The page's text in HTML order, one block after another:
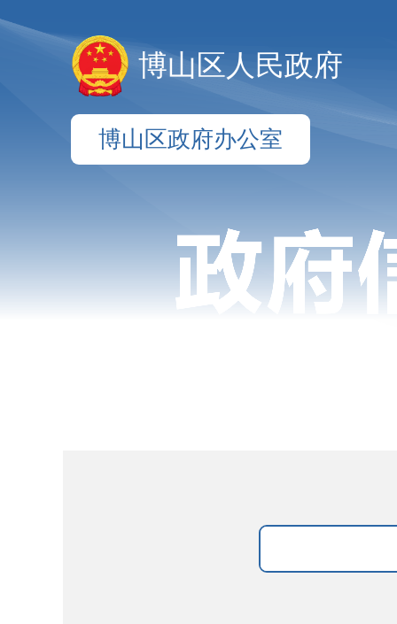
博山区人民政府
博山区政府办公室